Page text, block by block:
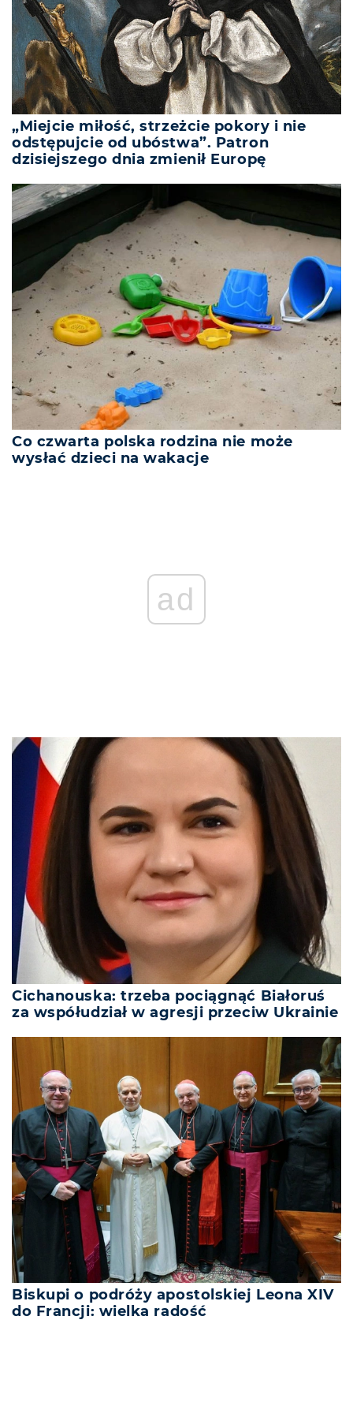
„Miejcie miłość, strzeżcie pokory i nie
odstępujcie od ubóstwa”. Patron
dzisiejszego dnia zmienił Europę
Co czwarta polska rodzina nie może
wysłać dzieci na wakacje
ad
Cichanouska: trzeba pociągnąć Białoruś
za współudział w agresji przeciw Ukrainie
Biskupi o podróży apostolskiej Leona XIV
do Francji: wielka radość